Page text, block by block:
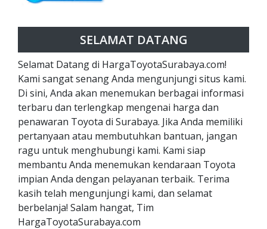
SELAMAT DATANG
Selamat Datang di HargaToyotaSurabaya.com!
Kami sangat senang Anda mengunjungi situs kami.
Di sini, Anda akan menemukan berbagai informasi
terbaru dan terlengkap mengenai harga dan
penawaran Toyota di Surabaya. Jika Anda memiliki
pertanyaan atau membutuhkan bantuan, jangan
ragu untuk menghubungi kami. Kami siap
membantu Anda menemukan kendaraan Toyota
impian Anda dengan pelayanan terbaik. Terima
kasih telah mengunjungi kami, dan selamat
berbelanja! Salam hangat, Tim
HargaToyotaSurabaya.com